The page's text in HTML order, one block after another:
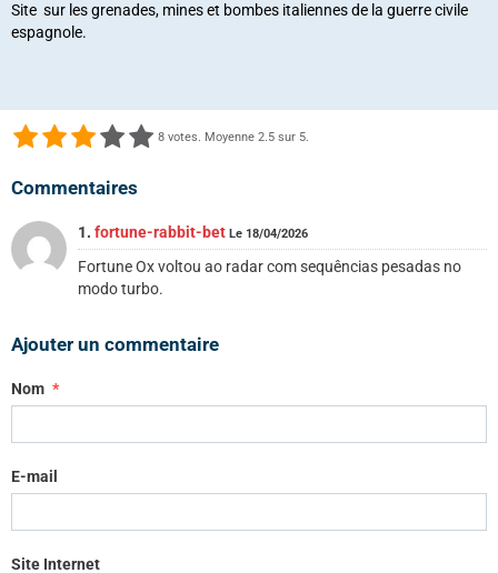
Site sur les grenades, mines et bombes italiennes de la guerre civile
espagnole.
8 votes. Moyenne 2.5 sur 5.
Commentaires
1. fortune-rabbit-bet Le 18/04/2026
Fortune Ox voltou ao radar com sequências pesadas no
modo turbo.
Ajouter un commentaire
Nom
E-mail
Site Internet